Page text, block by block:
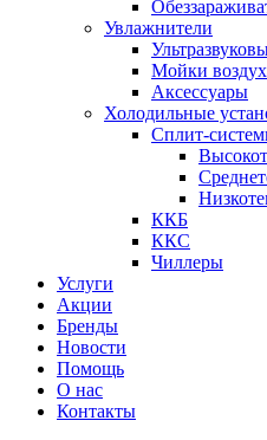
Увлажнители
Мойки
Аксессуары
Холодильные
Сплит-
ККБ
ККС
Чиллеры
Услуги
Акции
Бренды
Новости
Помощь
О нас
Контакты